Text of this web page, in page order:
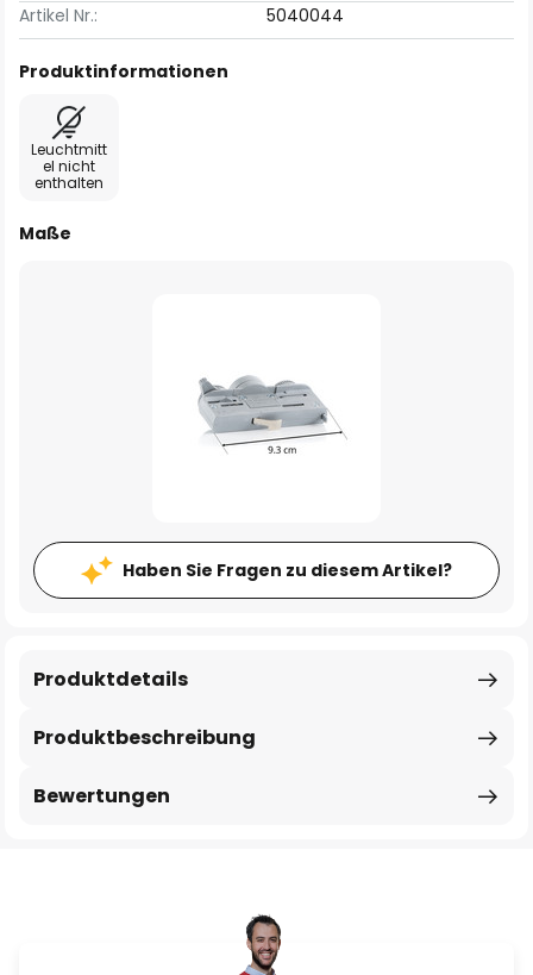
Artikel Nr.:
5040044
Produktinformationen
Leuchtmitt
el nicht
enthalten
Maße
Haben Sie Fragen zu diesem Artikel?
Produktbeschreibung
Produktdetails
Bewertungen